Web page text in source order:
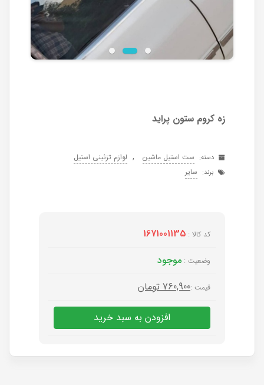
زه کروم ستون پراید
دسته: ست استیل ماشین , لوازم تزئینی استیل
برند: سایر
کد کالا : 1671001135
وضعیت : موجود
قیمت :760,900 تومان
افزودن به سبد خرید